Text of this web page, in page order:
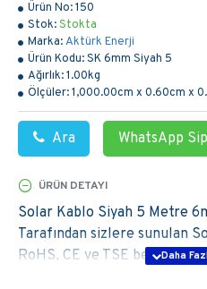
Ürün No:150
Stok:Stokta
Marka:Aktürk Enerji
Ürün Kodu:SK 6mm Siyah 5
Ağırlık:1.00kg
Ölçüler:1,000.00cm x 0.60cm x
Ara WhatsApp
ÜRÜN DETAYI
Solar Kablo Siyah 5 Metre
Tarafından sizlere sunulan
RoHS, CE ve TSE